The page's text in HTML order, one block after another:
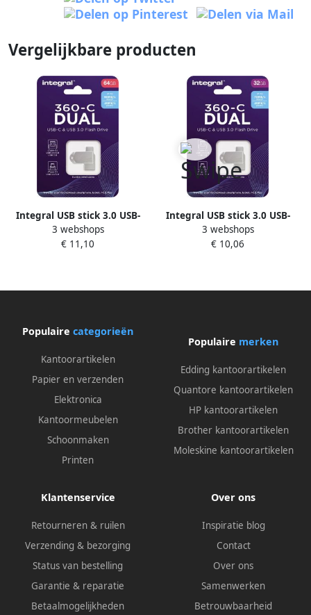
Vergelijkbare producten
Integral USB stick 3.0 USB-
360-C Dual USB-A 64GB
3 webshops
€ 11,10
Integral USB stick 3.0 USB-
360-C Dual USB-A 32GB
3 webshops
€ 10,06
Populaire categorieën
Kantoorartikelen
Papier en verzenden
Elektronica
Kantoormeubelen
Schoonmaken
Printen
Populaire merken
Edding kantoorartikelen
Quantore kantoorartikelen
HP kantoorartikelen
Brother kantoorartikelen
Moleskine kantoorartikelen
Klantenservice
Retourneren & ruilen
Verzending & bezorging
Status van bestelling
Garantie & reparatie
Betaalmogelijkheden
Over ons
Inspiratie blog
Contact
Over ons
Samenwerken
Betrouwbaarheid